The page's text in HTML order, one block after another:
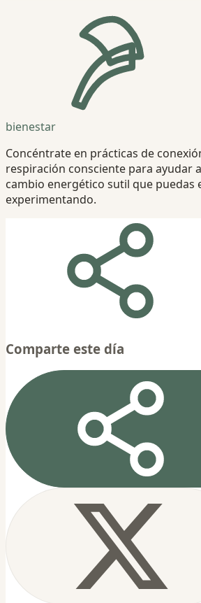
bienestar
Concéntrate en prácticas de
respiración consciente para ayudar
cambio energético sutil que puedas
experimentando.
Comparte este día